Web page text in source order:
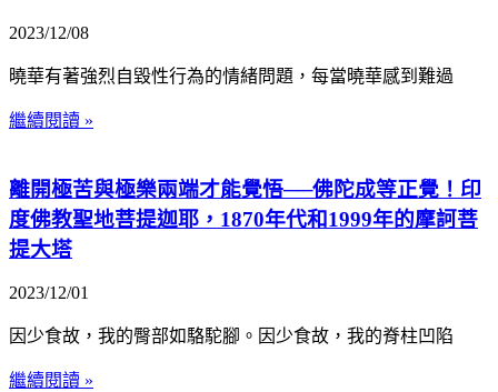
2023/12/08
曉華有著強烈自毀性行為的情緒問題，每當曉華感到難過
繼續閱讀 »
離開極苦與極樂兩端才能覺悟──佛陀成等正覺！印
度佛教聖地菩提迦耶，1870年代和1999年的摩訶菩
提大塔
2023/12/01
因少食故，我的臀部如駱駝腳。因少食故，我的脊柱凹陷
繼續閱讀 »